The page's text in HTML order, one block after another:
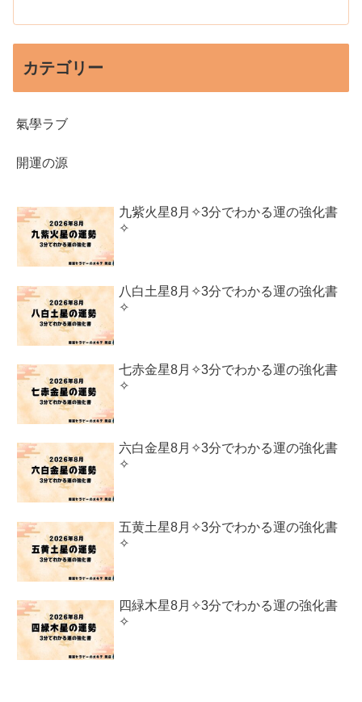
カテゴリー
氣學ラブ
開運の源
九紫火星8月✧3分でわかる運の強化書
✧
八白土星8月✧3分でわかる運の強化書
✧
七赤金星8月✧3分でわかる運の強化書
✧
六白金星8月✧3分でわかる運の強化書
✧
五黄土星8月✧3分でわかる運の強化書
✧
四緑木星8月✧3分でわかる運の強化書
✧